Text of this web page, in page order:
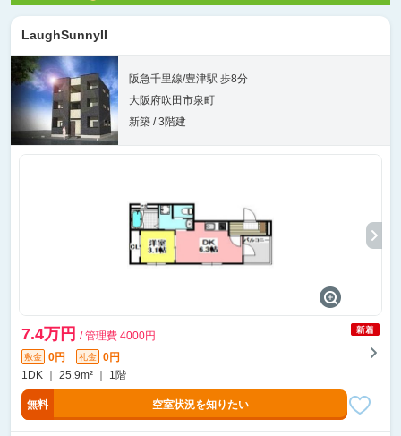
LaughSunnyII
阪急千里線/豊津駅 歩8分
大阪府吹田市泉町
新築 / 3階建
7.4万円 / 管理費 4000円
敷金 0円 礼金
0円
1DK ｜ 25.9m² ｜ 1階
無料 空室状況を知りたい